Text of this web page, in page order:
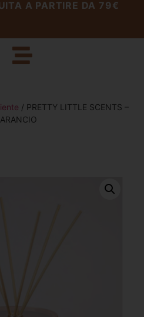
A PARTIRE DA 79€
/ PRETTY LITTLE SCENTS –